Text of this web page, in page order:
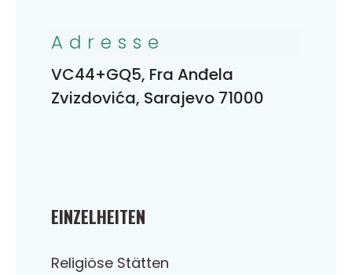
EINZELHEITEN
Religiöse Stätten
Adresse
VC44+GQ5, Fra Anđela
Zvizdovića, Sarajevo 71000